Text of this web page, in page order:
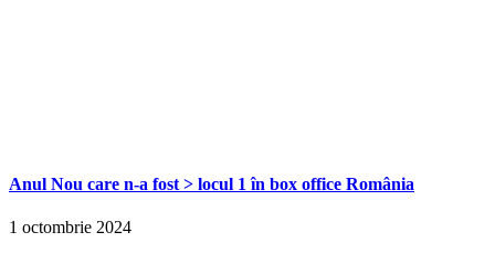
Anul Nou care n-a fost > locul 1 în box office România
1 octombrie 2024